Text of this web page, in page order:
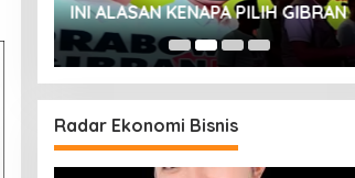
INI ALASAN KENAPA PILIH GIBRAN
Radar Ekonomi Bisnis